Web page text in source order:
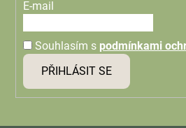
E-mail
Souhlasím s podmínkami
PŘIHLÁSIT SE